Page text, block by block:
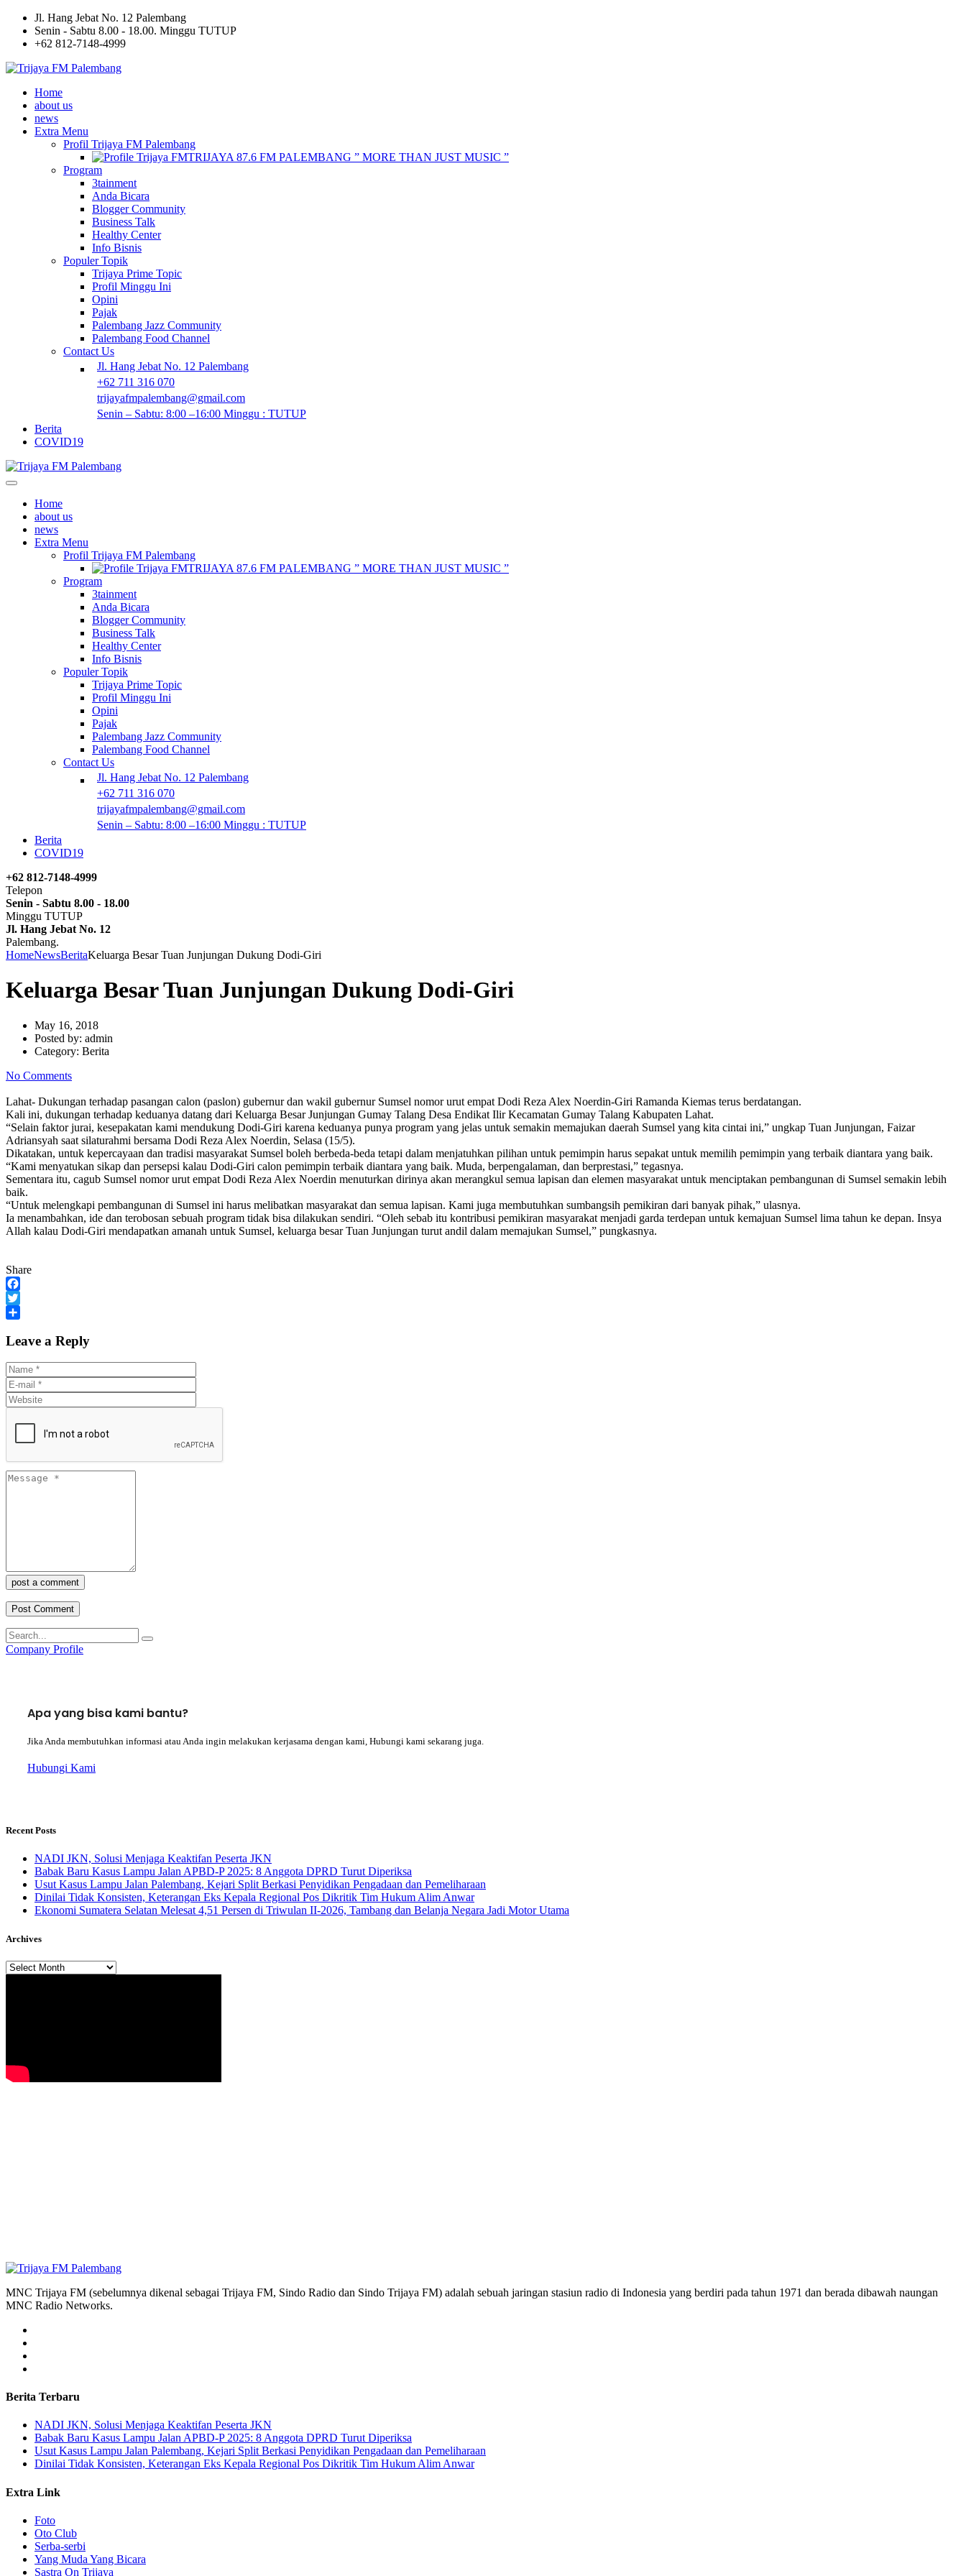
Jl. Hang Jebat No. 12 Palembang
Senin - Sabtu 8.00 - 18.00. Minggu TUTUP
+62 812-7148-4999
Home
about us
news
Extra Menu
Profil Trijaya FM Palembang
TRIJAYA 87.6 FM PALEMBANG ” MORE THAN JUST MUSIC ”
Program
3tainment
Anda Bicara
Blogger Community
Business Talk
Healthy Center
Info Bisnis
Populer Topik
Trijaya Prime Topic
Profil Minggu Ini
Opini
Pajak
Palembang Jazz Community
Palembang Food Channel
Contact Us
Jl. Hang Jebat No. 12 Palembang
+62 711 316 070
trijayafmpalembang@gmail.com
Senin – Sabtu: 8:00 –16:00 Minggu : TUTUP
Berita
COVID19
Home
about us
news
Extra Menu
Profil Trijaya FM Palembang
TRIJAYA 87.6 FM PALEMBANG ” MORE THAN JUST MUSIC ”
Program
3tainment
Anda Bicara
Blogger Community
Business Talk
Healthy Center
Info Bisnis
Populer Topik
Trijaya Prime Topic
Profil Minggu Ini
Opini
Pajak
Palembang Jazz Community
Palembang Food Channel
Contact Us
Jl. Hang Jebat No. 12 Palembang
+62 711 316 070
trijayafmpalembang@gmail.com
Senin – Sabtu: 8:00 –16:00 Minggu : TUTUP
Berita
COVID19
+62 812-7148-4999
Telepon
Senin - Sabtu 8.00 - 18.00
Minggu TUTUP
Jl. Hang Jebat No. 12
Palembang.
HomeNewsBeritaKeluarga Besar Tuan Junjungan Dukung Dodi-Giri
Keluarga Besar Tuan Junjungan Dukung Dodi-Giri
May 16, 2018
Posted by: admin
Category: Berita
No Comments
Lahat- Dukungan terhadap pasangan calon (paslon) gubernur dan wakil gubernur Sumsel nomor urut empat Dodi Reza Alex Noerdin-Giri Ramanda Kiemas terus berdatangan.
Kali ini, dukungan terhadap keduanya datang dari Keluarga Besar Junjungan Gumay Talang Desa Endikat Ilir Kecamatan Gumay Talang Kabupaten Lahat.
“Selain faktor jurai, kesepakatan kami mendukung Dodi-Giri karena keduanya punya program yang jelas untuk semakin memajukan daerah Sumsel yang kita cintai ini,” ungkap Tuan Junjungan, Faizar
Adriansyah saat silaturahmi bersama Dodi Reza Alex Noerdin, Selasa (15/5).
Dikatakan, untuk kepercayaan dan tradisi masyarakat Sumsel boleh berbeda-beda tetapi dalam menjatuhkan pilihan untuk pemimpin harus sepakat untuk memilih pemimpin yang terbaik diantara yang baik.
“Kami menyatukan sikap dan persepsi kalau Dodi-Giri calon pemimpin terbaik diantara yang baik. Muda, berpengalaman, dan berprestasi,” tegasnya.
Sementara itu, cagub Sumsel nomor urut empat Dodi Reza Alex Noerdin menuturkan dirinya akan merangkul semua lapisan dan elemen masyarakat untuk menciptakan pembangunan di Sumsel semakin lebih
baik.
“Untuk melengkapi pembangunan di Sumsel ini harus melibatkan masyarakat dan semua lapisan. Kami juga membutuhkan sumbangsih pemikiran dari banyak pihak,” ulasnya.
Ia menambahkan, ide dan terobosan sebuah program tidak bisa dilakukan sendiri. “Oleh sebab itu kontribusi pemikiran masyarakat menjadi garda terdepan untuk kemajuan Sumsel lima tahun ke depan. Insya
Allah kalau Dodi-Giri mendapatkan amanah untuk Sumsel, keluarga besar Tuan Junjungan turut andil dalam memajukan Sumsel,” pungkasnya.
Share
Facebook
Twitter
Leave a Reply
post a comment
Company Profile
Apa yang bisa kami bantu?
Jika Anda membutuhkan informasi atau Anda ingin melakukan kerjasama dengan kami, Hubungi kami sekarang juga.
Hubungi Kami
Recent Posts
NADI JKN, Solusi Menjaga Keaktifan Peserta JKN
Babak Baru Kasus Lampu Jalan APBD-P 2025: 8 Anggota DPRD Turut Diperiksa
Usut Kasus Lampu Jalan Palembang, Kejari Split Berkasi Penyidikan Pengadaan dan Pemeliharaan
Dinilai Tidak Konsisten, Keterangan Eks Kepala Regional Pos Dikritik Tim Hukum Alim Anwar
Ekonomi Sumatera Selatan Melesat 4,51 Persen di Triwulan II-2026, Tambang dan Belanja Negara Jadi Motor Utama
Archives
Archives
MNC Trijaya FM (sebelumnya dikenal sebagai Trijaya FM, Sindo Radio dan Sindo Trijaya FM) adalah sebuah jaringan stasiun radio di Indonesia yang berdiri pada tahun 1971 dan berada dibawah naungan
MNC Radio Networks.
Berita Terbaru
NADI JKN, Solusi Menjaga Keaktifan Peserta JKN
Babak Baru Kasus Lampu Jalan APBD-P 2025: 8 Anggota DPRD Turut Diperiksa
Usut Kasus Lampu Jalan Palembang, Kejari Split Berkasi Penyidikan Pengadaan dan Pemeliharaan
Dinilai Tidak Konsisten, Keterangan Eks Kepala Regional Pos Dikritik Tim Hukum Alim Anwar
Extra Link
Foto
Oto Club
Serba-serbi
Yang Muda Yang Bicara
Sastra On Trijaya